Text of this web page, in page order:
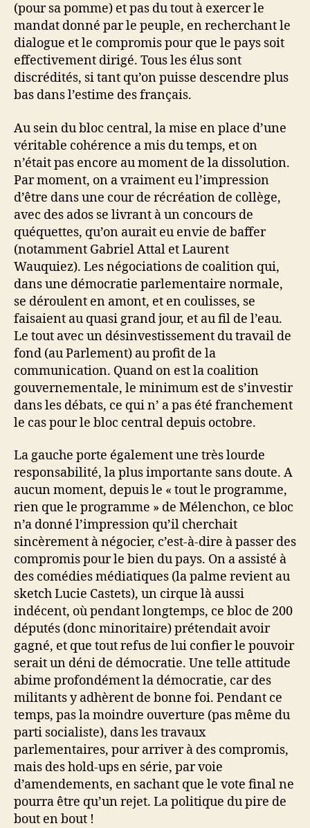
(pour sa pomme) et pas du tout à exercer le
mandat donné par le peuple, en recherchant le
dialogue et le compromis pour que le pays soit
effectivement dirigé. Tous les élus sont
discrédités, si tant qu’on puisse descendre plus
bas dans l’estime des français.
Au sein du bloc central, la mise en place d’une
véritable cohérence a mis du temps, et on
n’était pas encore au moment de la dissolution.
Par moment, on a vraiment eu l’impression
d’être dans une cour de récréation de collège,
avec des ados se livrant à un concours de
quéquettes, qu’on aurait eu envie de baffer
(notamment Gabriel Attal et Laurent
Wauquiez). Les négociations de coalition qui,
dans une démocratie parlementaire normale,
se déroulent en amont, et en coulisses, se
faisaient au quasi grand jour, et au fil de l’eau.
Le tout avec un désinvestissement du travail de
fond (au Parlement) au profit de la
communication. Quand on est la coalition
gouvernementale, le minimum est de s’investir
dans les débats, ce qui n’ a pas été franchement
le cas pour le bloc central depuis octobre.
La gauche porte également une très lourde
responsabilité, la plus importante sans doute. A
aucun moment, depuis le « tout le programme,
rien que le programme » de Mélenchon, ce bloc
n’a donné l’impression qu’il cherchait
sincèrement à négocier, c’est-à-dire à passer des
compromis pour le bien du pays. On a assisté à
des comédies médiatiques (la palme revient au
sketch Lucie Castets), un cirque là aussi
indécent, où pendant longtemps, ce bloc de 200
députés (donc minoritaire) prétendait avoir
gagné, et que tout refus de lui confier le pouvoir
serait un déni de démocratie. Une telle attitude
abime profondément la démocratie, car des
militants y adhèrent de bonne foi. Pendant ce
temps, pas la moindre ouverture (pas même du
parti socialiste), dans les travaux
parlementaires, pour arriver à des compromis,
mais des hold-ups en série, par voie
d’amendements, en sachant que le vote final ne
pourra être qu’un rejet. La politique du pire de
bout en bout !